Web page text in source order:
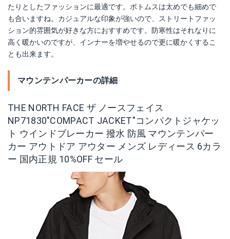
たりとしたファッションに最適です。ボトムスは太めでも細めで
も合いますね。カジュアルな印象が強いので、ストリートファッ
ション的雰囲気が好きな方におすすめです。防寒性はそれなりに
高く暖かいのですが、インナーを増やせるので更に暖かくするこ
とも出来ます。
マウンテンパーカーの詳細
THE NORTH FACE ザ ノースフェイス
NP71830"COMPACT JACKET"コンパクトジャケッ
ト ウインドブレーカー 撥水 防風 マウンテンパー
カー アウトドア アウター メンズ レディース 6カラ
ー 国内正規 10%OFF セール